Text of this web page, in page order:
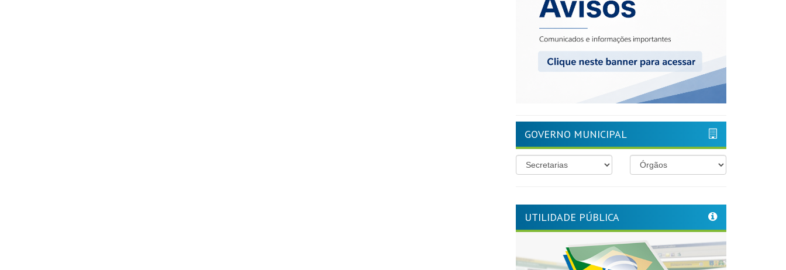
GOVERNO MUNICIPAL
UTILIDADE PÚBLICA